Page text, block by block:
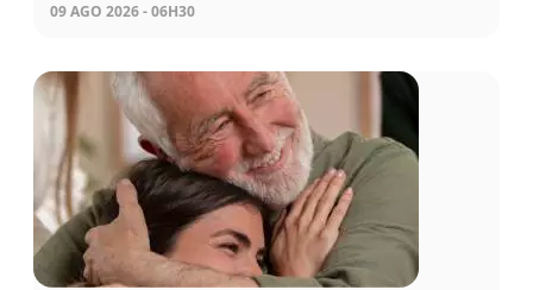
09 AGO 2026 - 06H30